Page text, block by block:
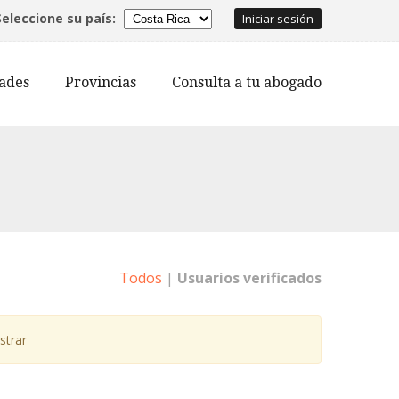
Iniciar sesión
su país:
Provincias Consulta a tu abogado
Todos | Usuarios verificados